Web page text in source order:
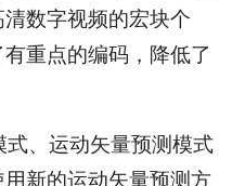
数字视频的宏块个
重点的编码，降低了
、运动矢量预测模式
新的运动矢量预测方